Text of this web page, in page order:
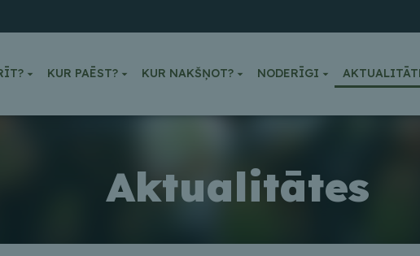
KUR PAĒST? KUR NAKŠŅOT? NODERĪGI
Aktualitātes